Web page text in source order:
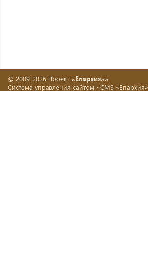
© 2009-2026 Проект «Епархия»»
Система управления сайтом - CMS «Епархия»